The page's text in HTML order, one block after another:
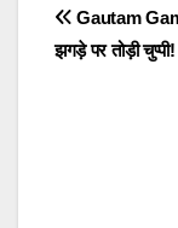
Post
Gautam
झगड़े पर तोड़ी चुप्पी!